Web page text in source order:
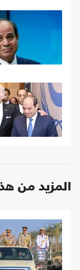
المزيد من